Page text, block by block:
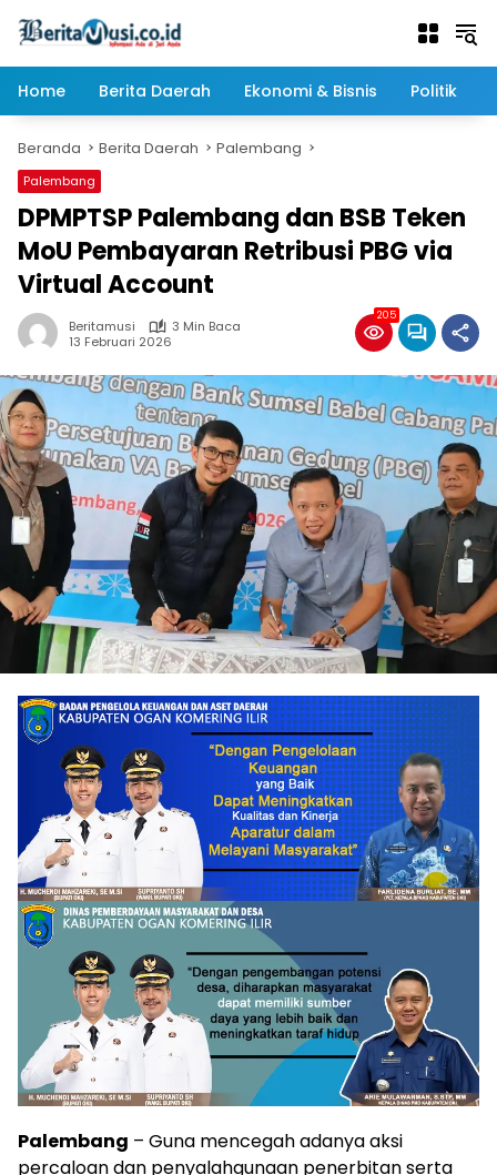
Home
Berita Daerah Ekonomi & Bisnis Politik
Beranda Berita Daerah Palembang
Palembang
DPMPTSP Palembang dan BSB Teken
MoU Pembayaran Retribusi PBG via
Virtual Account
Beritamusi
3 Min Baca
13 Februari 2026
205
Palembang – Guna mencegah adanya aksi
percaloan dan penyalahgunaan penerbitan serta